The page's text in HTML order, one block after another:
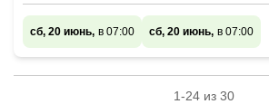
сб, 20 июнь, в 07:00 сб, 20 июнь, в 07:00
1-24 из 30